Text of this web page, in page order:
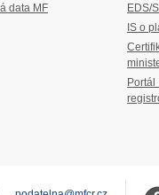
data MF
EDS/
IS o
Portál